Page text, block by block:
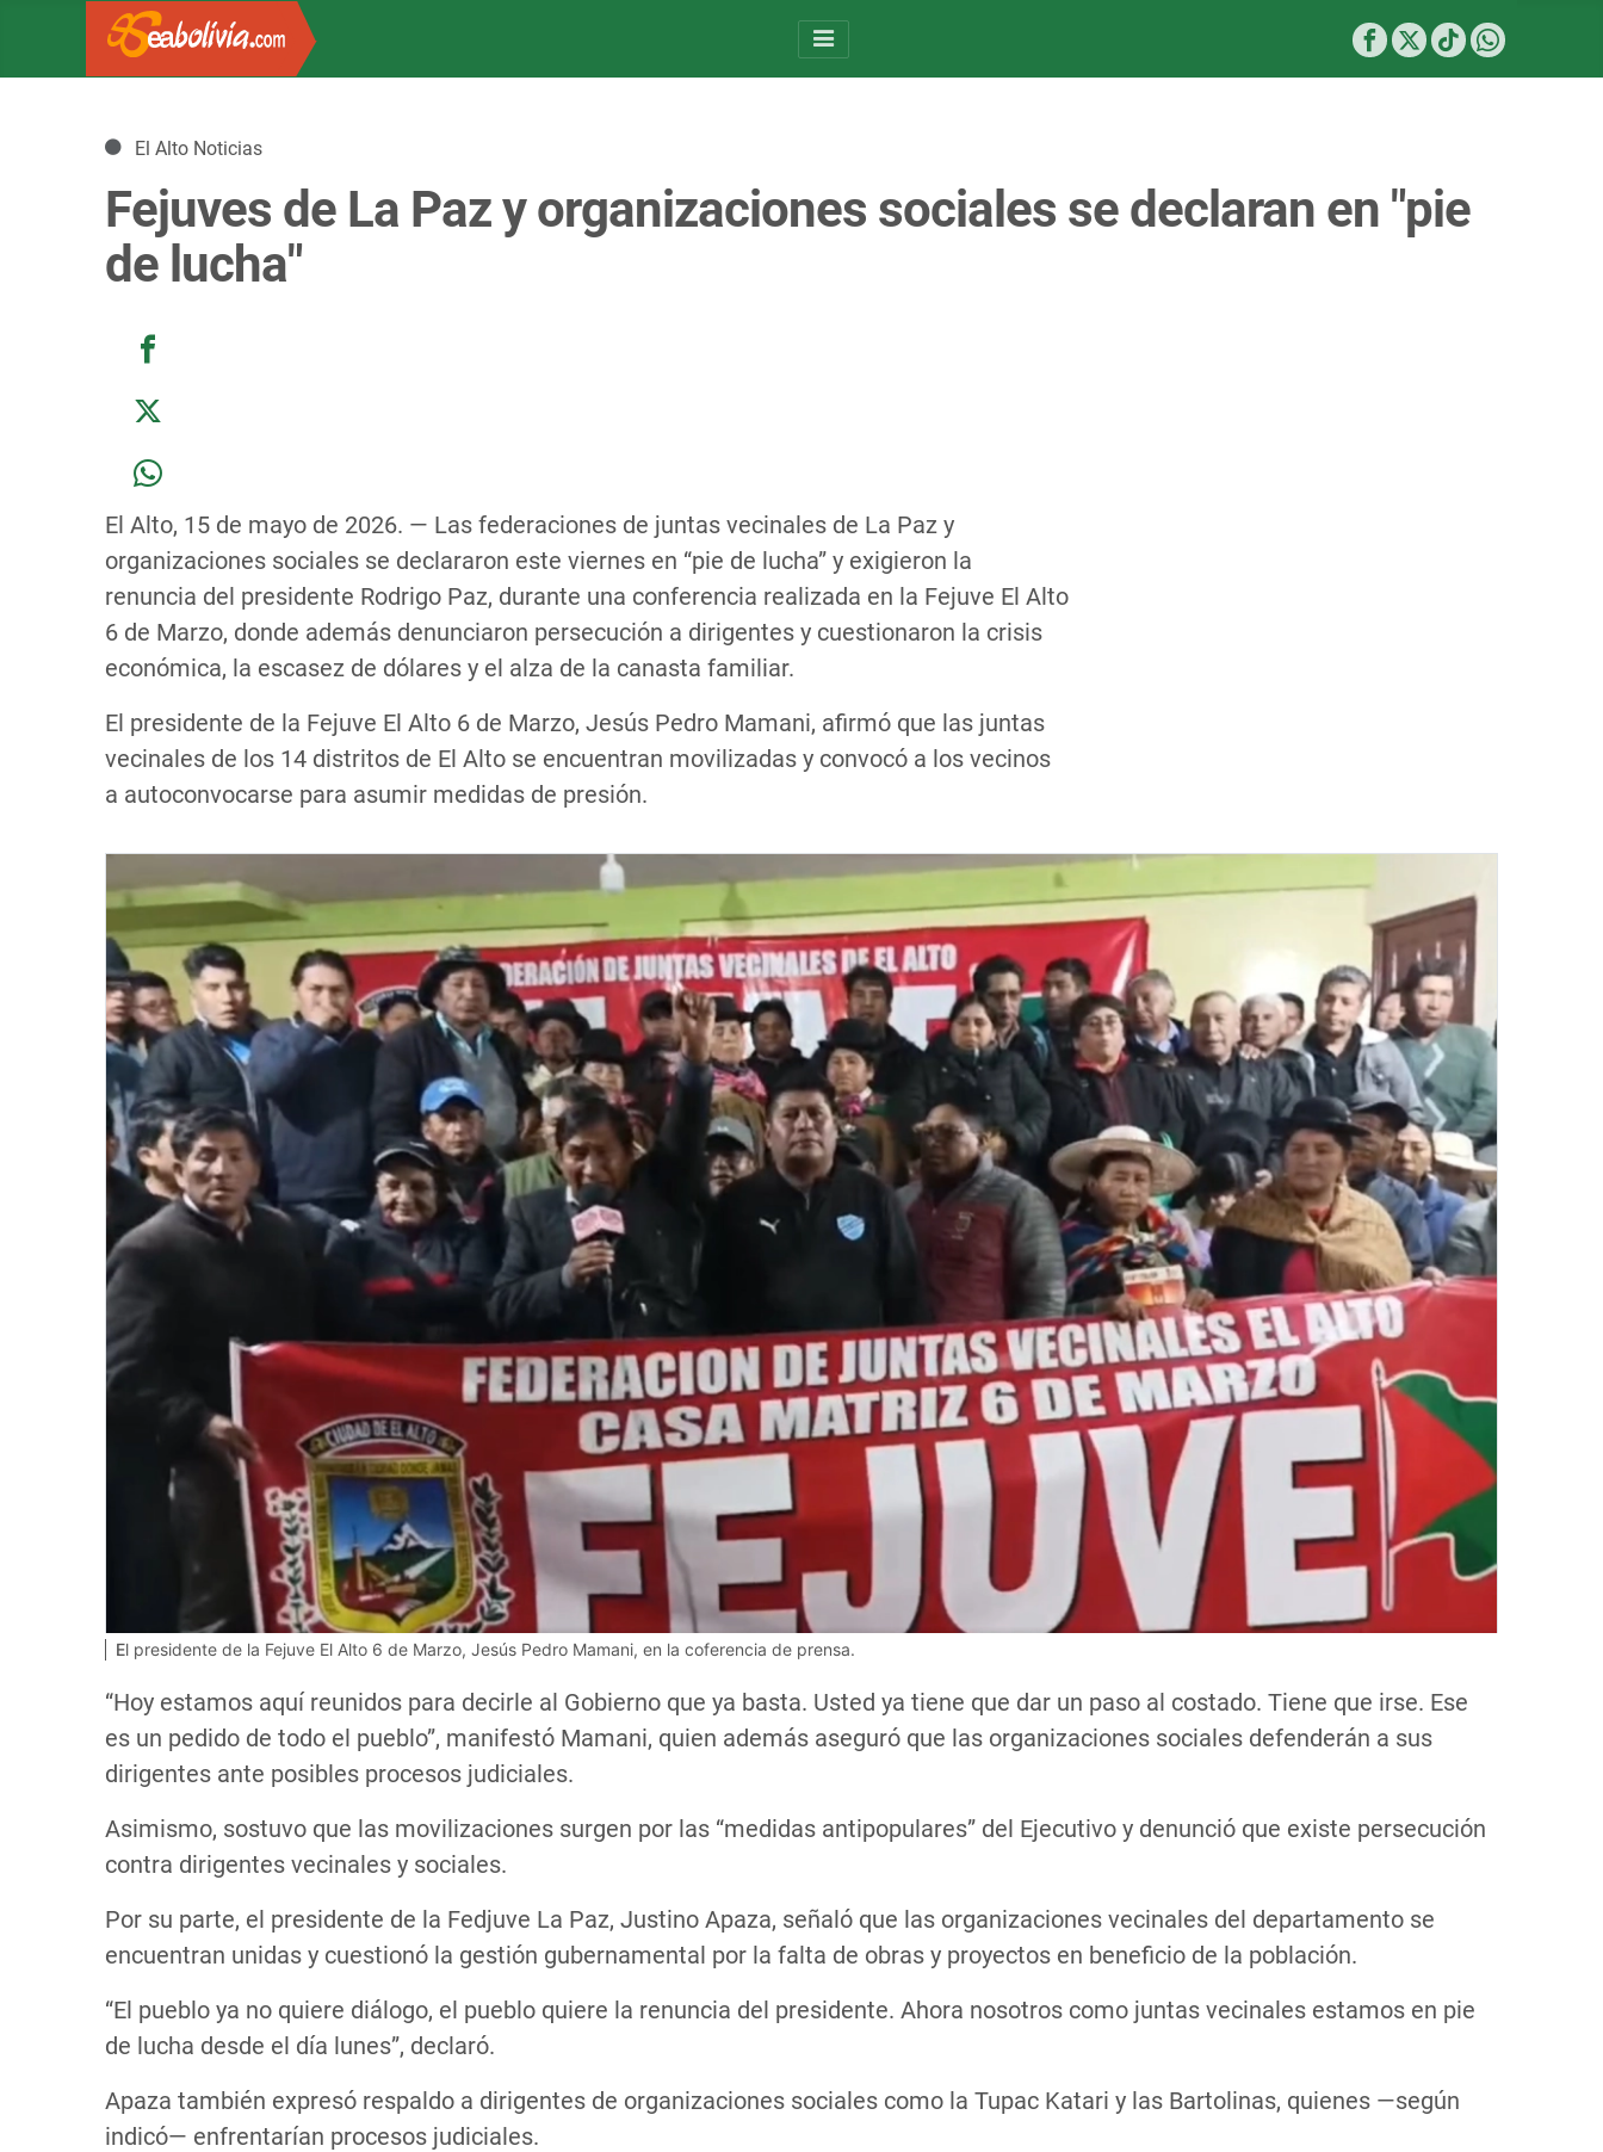
Detalles
El Alto Noticias
Fejuves de La Paz y organizaciones sociales se declaran en "pie
de lucha"
El Alto, 15 de mayo de 2026. — Las federaciones de juntas vecinales de La Paz y
organizaciones sociales se declararon este viernes en “pie de lucha” y exigieron la
renuncia del presidente Rodrigo Paz, durante una conferencia realizada en la Fejuve El Alto
6 de Marzo, donde además denunciaron persecución a dirigentes y cuestionaron la crisis
económica, la escasez de dólares y el alza de la canasta familiar.
El presidente de la Fejuve El Alto 6 de Marzo, Jesús Pedro Mamani, afirmó que las juntas
vecinales de los 14 distritos de El Alto se encuentran movilizadas y convocó a los vecinos
a autoconvocarse para asumir medidas de presión.
El presidente de la Fejuve El Alto 6 de Marzo, Jesús Pedro Mamani, en la coferencia de prensa.
“Hoy estamos aquí reunidos para decirle al Gobierno que ya basta. Usted ya tiene que dar un paso al costado. Tiene que irse. Ese
es un pedido de todo el pueblo”, manifestó Mamani, quien además aseguró que las organizaciones sociales defenderán a sus
dirigentes ante posibles procesos judiciales.
Asimismo, sostuvo que las movilizaciones surgen por las “medidas antipopulares” del Ejecutivo y denunció que existe persecución
contra dirigentes vecinales y sociales.
Por su parte, el presidente de la Fedjuve La Paz, Justino Apaza, señaló que las organizaciones vecinales del departamento se
encuentran unidas y cuestionó la gestión gubernamental por la falta de obras y proyectos en beneficio de la población.
“El pueblo ya no quiere diálogo, el pueblo quiere la renuncia del presidente. Ahora nosotros como juntas vecinales estamos en pie
de lucha desde el día lunes”, declaró.
Apaza también expresó respaldo a dirigentes de organizaciones sociales como la Tupac Katari y las Bartolinas, quienes —según
indicó— enfrentarían procesos judiciales.